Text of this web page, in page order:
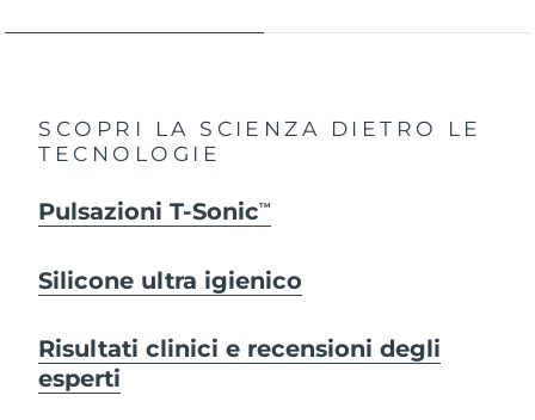
SCOPRI LA SCIENZA DIETRO LE
TECNOLOGIE
Pulsazioni T-SonicTM
Silicone ultra igienico
Risultati clinici e recensioni degli
esperti